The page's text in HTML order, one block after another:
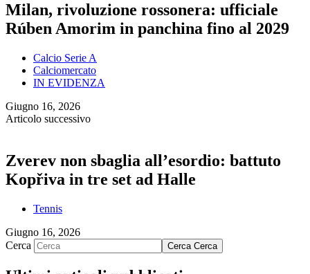
Milan, rivoluzione rossonera: ufficiale
Rúben Amorim in panchina fino al 2029
Calcio Serie A
Calciomercato
IN EVIDENZA
Giugno 16, 2026
Articolo successivo
Zverev non sbaglia all’esordio: battuto
Kopřiva in tre set ad Halle
Tennis
Giugno 16, 2026
Cerca
Cerca Cerca